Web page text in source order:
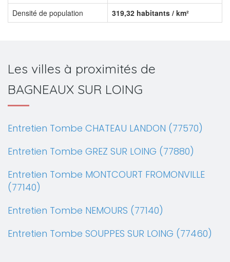
Densité de population
319,32 habitants / km²
Les villes à proximités de
BAGNEAUX SUR LOING
Entretien Tombe CHATEAU LANDON (77570)
Entretien Tombe GREZ SUR LOING (77880)
Entretien Tombe MONTCOURT FROMONVILLE
(77140)
Entretien Tombe NEMOURS (77140)
Entretien Tombe SOUPPES SUR LOING (77460)